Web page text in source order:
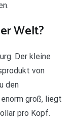
Welt?
Der kleine
von
den
groß, liegt
pro Kopf.